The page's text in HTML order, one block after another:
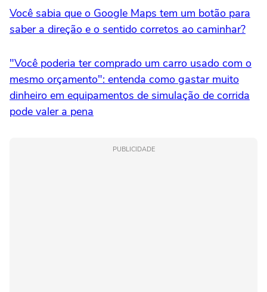
Você sabia que o Google Maps tem um botão para
saber a direção e o sentido corretos ao caminhar?
"Você poderia ter comprado um carro usado com o
mesmo orçamento": entenda como gastar muito
dinheiro em equipamentos de simulação de corrida
pode valer a pena
PUBLICIDADE